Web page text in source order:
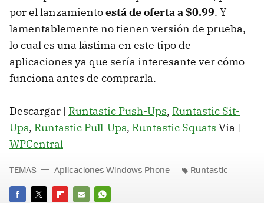
por el lanzamientoestá de oferta a $0.99. Y
lamentablemente no tienen versión de prueba,
lo cual es una lástima en este tipo de
aplicaciones ya que sería interesante ver cómo
funciona antes de comprarla.
Descargar | Runtastic Push-Ups, Runtastic Sit-
Ups, Runtastic Pull-Ups, Runtastic Squats Via |
WPCentral
TEMAS Aplicaciones Windows Phone Runtastic